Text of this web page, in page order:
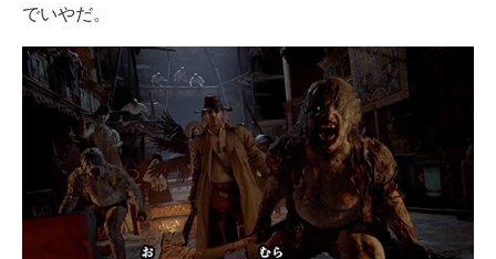
エレクトロニクス専門サイト
電子設計の基本と応用
エネルギーの専門メディア
建設×テクノロジーの最前線
でいやだ。